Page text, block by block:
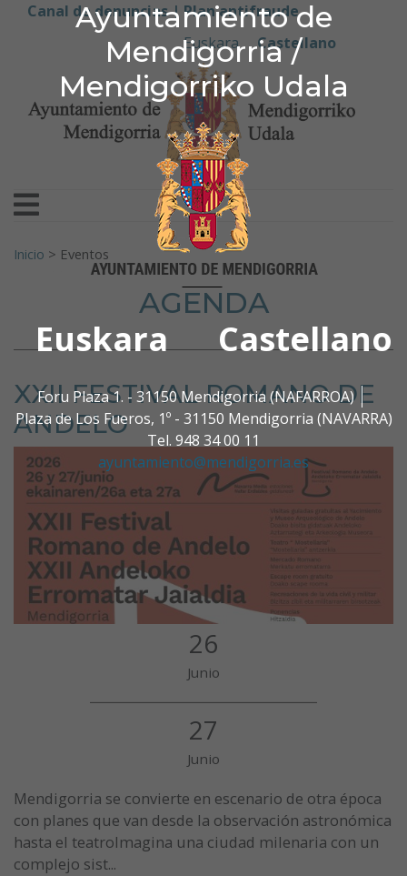
Ayuntamiento de
Mendigorria /
Mendigorriko Udala
Euskara Castellano
Foru Plaza 1. - 31150 Mendigorria (NAFARROA)
Plaza de Los Fueros, 1º - 31150 Mendigorria (NAVARRA)
Tel. 948 34 00 11
ayuntamiento@mendigorria.es
Ir al contenido
Ayuntamiento de
Canal de denuncias | Plan antifraude
Euskara
Castellano
Buscar:
Inicio > Eventos
AGENDA
XXII FESTIVAL ROMANO DE
ANDELO
26
Junio
27
Junio
Mendigorria se convierte en escenario de otra época
con planes que van desde la observación astronómica
hasta el teatroImagina una ciudad milenaria con un
complejo sist...